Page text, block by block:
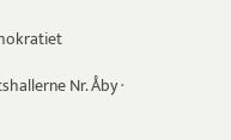
Nr. Åby·